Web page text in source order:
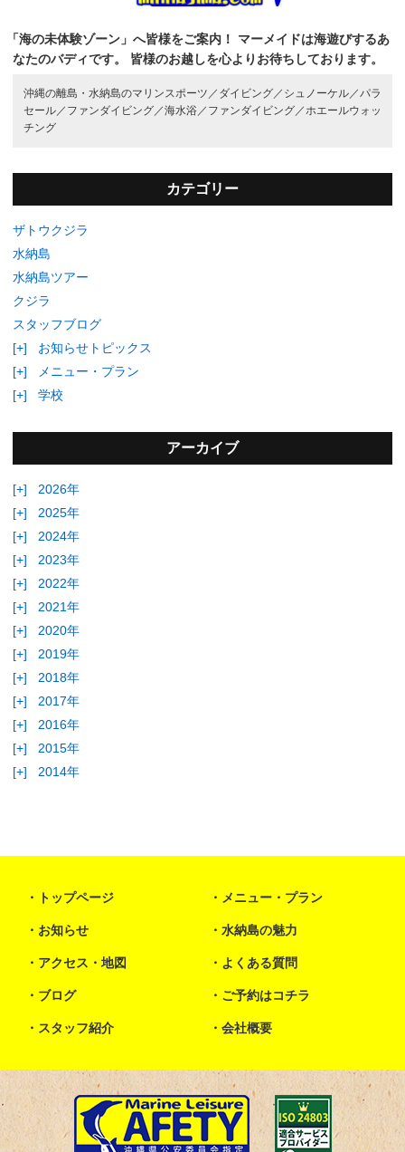
「海の未体験ゾーン」へ皆様をご案内！
マーメイドは海遊びするあ
なたのバディです。
皆様のお越しを心よりお待ちしております。
沖縄の離島・水納島のマリンスポーツ／ ダイビング／ シュノーケル／パラ
セール／ ファンダイビング／海水浴／ ファンダイビング／ホエールウォッ
チング
カテゴリー
ザトウクジラ
水納島
水納島ツアー
クジラ
スタッフブログ
[+]
お知らせトピックス
[+]
メニュー・プラン
[+]
学校
アーカイブ
[+]
2026年
[+]
2025年
[+]
2024年
[+]
2023年
[+]
2022年
[+]
2021年
[+]
2020年
[+]
2019年
[+]
2018年
[+]
2017年
[+]
2016年
[+]
2015年
[+]
2014年
トップページ メニュー・プラン
お知らせ 水納島の魅力
アクセス・地図 よくある質問
ブログ ご予約はコチラ
スタッフ紹介 会社概要